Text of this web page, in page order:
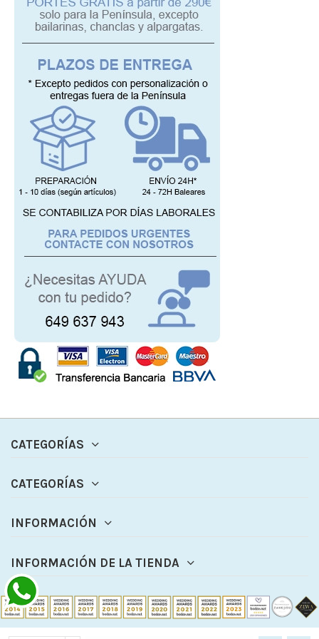
CATEGORÍAS
CATEGORÍAS
INFORMACIÓN
INFORMACIÓN DE LA TIENDA